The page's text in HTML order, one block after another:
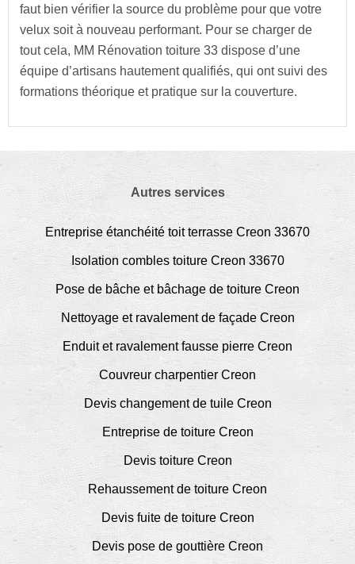
faut bien vérifier la source du problème pour que votre
velux soit à nouveau performant. Pour se charger de
tout cela, MM Rénovation toiture 33 dispose d’une
équipe d’artisans hautement qualifiés, qui ont suivi des
formations théorique et pratique sur la couverture.
Autres services
Entreprise étanchéité toit terrasse Creon 33670
Isolation combles toiture Creon 33670
Pose de bâche et bâchage de toiture Creon
Nettoyage et ravalement de façade Creon
Enduit et ravalement fausse pierre Creon
Couvreur charpentier Creon
Devis changement de tuile Creon
Entreprise de toiture Creon
Devis toiture Creon
Rehaussement de toiture Creon
Devis fuite de toiture Creon
Devis pose de gouttière Creon